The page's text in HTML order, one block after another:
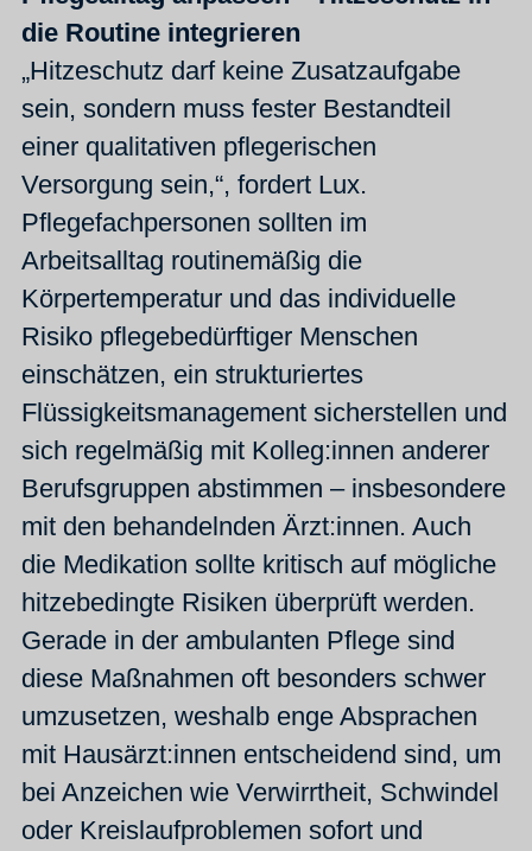
die Routine integrieren
„Hitzeschutz darf keine Zusatzaufgabe
sein, sondern muss fester Bestandteil
einer qualitativen pflegerischen
Versorgung sein,“, fordert Lux.
Pflegefachpersonen sollten im
Arbeitsalltag routinemäßig die
Körpertemperatur und das individuelle
Risiko pflegebedürftiger Menschen
einschätzen, ein strukturiertes
Flüssigkeitsmanagement sicherstellen und
sich regelmäßig mit Kolleg:innen anderer
Berufsgruppen abstimmen – insbesondere
mit den behandelnden Ärzt:innen. Auch
die Medikation sollte kritisch auf mögliche
hitzebedingte Risiken überprüft werden.
Gerade in der ambulanten Pflege sind
diese Maßnahmen oft besonders schwer
umzusetzen, weshalb enge Absprachen
mit Hausärzt:innen entscheidend sind, um
bei Anzeichen wie Verwirrtheit, Schwindel
oder Kreislaufproblemen sofort und